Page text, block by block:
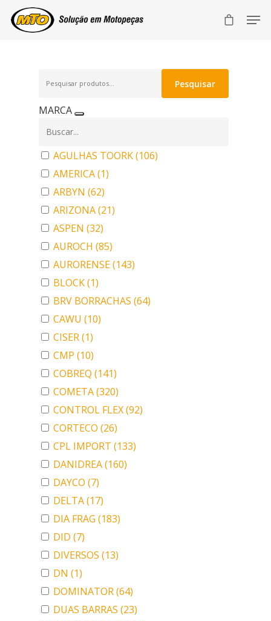
por:
Pesquisar
MARCA
AGULHAS TOORK(106)
AMERICA(1)
ARBYN (62)
ARIZONA(21)
ASPEN (32)
AUROCH (85)
AURORENSE(143)
BLOCK(1)
BRV BORRACHAS (64)
CAWU (10)
CISER(1)
CMP (10)
COBREQ (141)
COMETA(320)
CONTROL FLEX(92)
CORTECO (26)
CPL IMPORT (133)
DANIDREA(160)
DAYCO (7)
DELTA(17)
DIA FRAG (183)
DID (7)
DIVERSOS (13)
DN (1)
DOMINATOR(64)
DUAS BARRAS (23)